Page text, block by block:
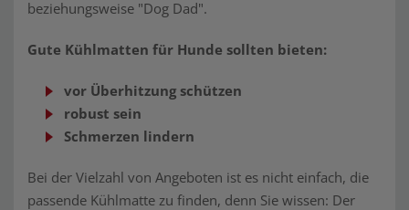
beziehungsweise "Dog Dad".
Gute Kühlmatten für Hunde sollten bieten:
vor Überhitzung schützen
robust sein
Schmerzen lindern
Bei der Vielzahl von Angeboten ist es nicht einfach, die
passende Kühlmatte zu finden, denn Sie wissen: Der